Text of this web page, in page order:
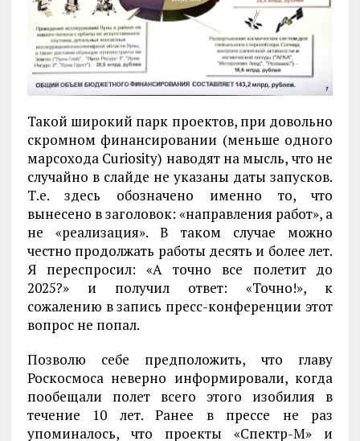
Такой широкий парк проектов, при довольно
скромном финансировании (меньше одного
марсохода Curiosity) наводят на мысль, что не
случайно в слайде не указаны даты запусков.
Т.е. здесь обозначено именно то, что
вынесено в заголовок: «направления работ», а
не «реализация». В таком случае можно
честно продолжать работы десять и более лет.
Я переспросил: «А точно все полетит до
2025?» и получил ответ: «Точно!», к
сожалению в запись пресс-конференции этот
вопрос не попал.
Позволю себе предположить, что главу
Роскосмоса неверно информировали, когда
пообещали полет всего этого изобилия в
течение 10 лет. Ранее в прессе не раз
упоминалось, что проекты «Спектр-М» и